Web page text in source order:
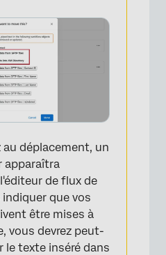
×
au déplacement, un
apparaîtra
de flux de
que vos
être mises à
vous devrez peut-
le texte inséré dans